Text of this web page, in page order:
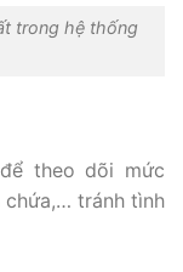
trong hệ thống
theo dõi mức
tránh tình